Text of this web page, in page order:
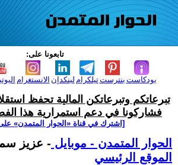
تابعونا على:
الانستغرام لينكدإن تيلكرامبنترست بودكاست
تبرعاتكم وتبرعاتكن المالية تحفظ
فشاركونا في دعم استمرارية هذا
[اشترك في قناة ‫«الحوار المتمدن»
الحوار المتمدن - موبايل - عزيز
الموقع الرئيسي